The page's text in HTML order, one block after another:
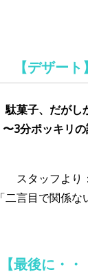
【デザート】
駄菓子、だがし
〜3分ポッキリ
スタッフより：
「二言目で関係な
【最後に・・